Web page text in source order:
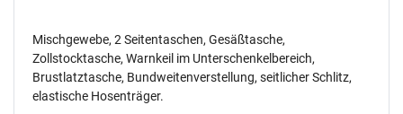
Mischgewebe, 2 Seitentaschen, Gesäßtasche,
Zollstocktasche, Warnkeil im Unterschenkelbereich,
Brustlatztasche, Bundweitenverstellung, seitlicher Schlitz,
elastische Hosenträger.